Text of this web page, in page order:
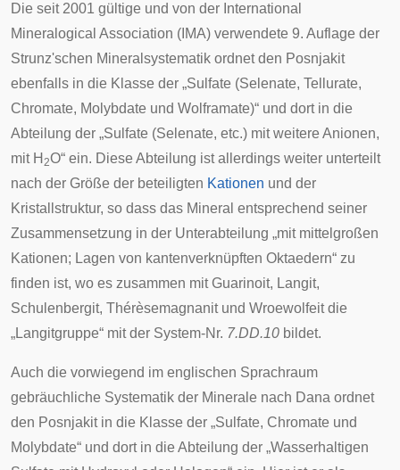
Die seit 2001 gültige und von der International
Mineralogical Association (IMA) verwendete 9. Auflage der
Strunz'schen Mineralsystematik ordnet den Posnjakit
ebenfalls in die Klasse der „Sulfate (Selenate, Tellurate,
Chromate, Molybdate und Wolframate)“ und dort in die
Abteilung der „Sulfate (Selenate, etc.) mit weitere Anionen,
mit H 2O“ ein. Diese Abteilung ist allerdings weiter unterteilt
nach der Größe der beteiligten Kationen und der
Kristallstruktur, so dass das Mineral entsprechend seiner
Zusammensetzung in der Unterabteilung „mit mittelgroßen
Kationen; Lagen von kantenverknüpften Oktaedern“ zu
finden ist, wo es zusammen mit Guarinoit, Langit,
Schulenbergit, Thérèsemagnanit und Wroewolfeit die
„Langitgruppe“ mit der System-Nr. 7.DD.10 bildet.
Auch die vorwiegend im englischen Sprachraum
gebräuchliche Systematik der Minerale nach Dana ordnet
den Posnjakit in die Klasse der „Sulfate, Chromate und
Molybdate“ und dort in die Abteilung der „Wasserhaltigen